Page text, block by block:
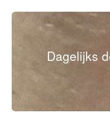
Dagelijks